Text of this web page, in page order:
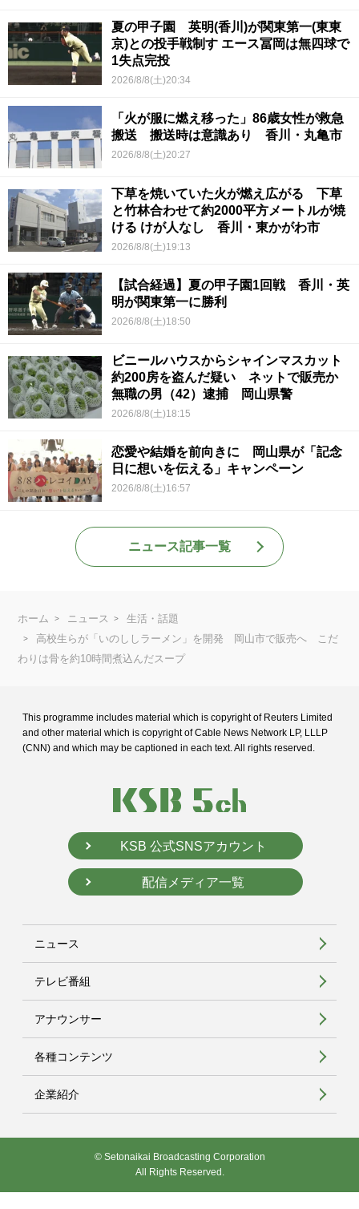
夏の甲子園 英明(香川)が関東第一(東東
京)との投手戦制す エース冨岡は無四球で
1失点完投
2026/8/8(土)20:34
「火が服に燃え移った」86歳女性が救急
搬送 搬送時は意識あり 香川・丸亀市
2026/8/8(土)20:27
下草を焼いていた火が燃え広がる 下草
と竹林合わせて約2000平方メートルが焼
ける けが人なし 香川・東かがわ市
2026/8/8(土)19:13
【試合経過】夏の甲子園1回戦 香川・英
明が関東第一に勝利
2026/8/8(土)18:50
ビニールハウスからシャインマスカット
約200房を盗んだ疑い ネットで販売か
無職の男（42）逮捕 岡山県警
2026/8/8(土)18:15
恋愛や結婚を前向きに 岡山県が「記念
日に想いを伝える」キャンペーン
2026/8/8(土)16:57
ニュース記事一覧
ホーム ニュース
生活・話題
高校生らが「いのししラーメン」を開発 岡山市で販売へ こだ
わりは骨を約10時間煮込んだスープ
This programme includes material which is copyright of Reuters Limited
and other material which is copyright of Cable News Network LP, LLLP
(CNN) and which may be captioned in each text. All rights reserved.
KSB 公式SNSアカウント
配信メディア一覧
ニュース
テレビ番組
アナウンサー
各種コンテンツ
企業紹介
© Setonaikai Broadcasting Corporation
All Rights Reserved.